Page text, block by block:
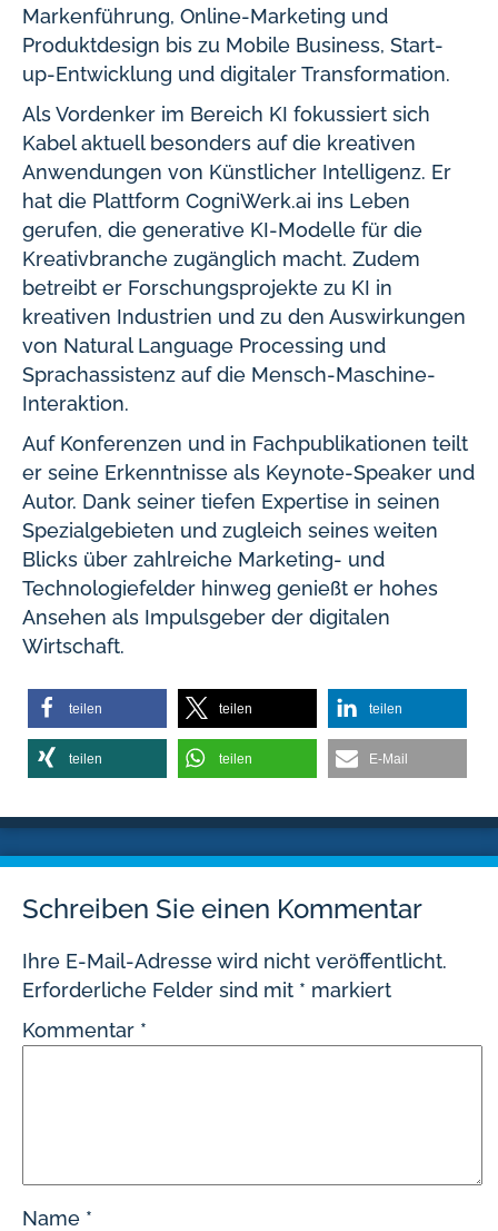
Markenführung, Online-Marketing und
Produktdesign bis zu Mobile Business, Start-
up-Entwicklung und digitaler Transformation.
Als Vordenker im Bereich KI fokussiert sich
Kabel aktuell besonders auf die kreativen
Anwendungen von Künstlicher Intelligenz. Er
hat die Plattform CogniWerk.ai ins Leben
gerufen, die generative KI-Modelle für die
Kreativbranche zugänglich macht. Zudem
betreibt er Forschungsprojekte zu KI in
kreativen Industrien und zu den Auswirkungen
von Natural Language Processing und
Sprachassistenz auf die Mensch-Maschine-
Interaktion.
Auf Konferenzen und in Fachpublikationen teilt
er seine Erkenntnisse als Keynote-Speaker und
Autor. Dank seiner tiefen Expertise in seinen
Spezialgebieten und zugleich seines weiten
Blicks über zahlreiche Marketing- und
Technologiefelder hinweg genießt er hohes
Ansehen als Impulsgeber der digitalen
Wirtschaft.
teilen teilen teilen
teilen teilen E-Mail
Schreiben Sie einen Kommentar
Ihre E-Mail-Adresse wird nicht veröffentlicht.
Erforderliche Felder sind mit * markiert
Kommentar *
Name *